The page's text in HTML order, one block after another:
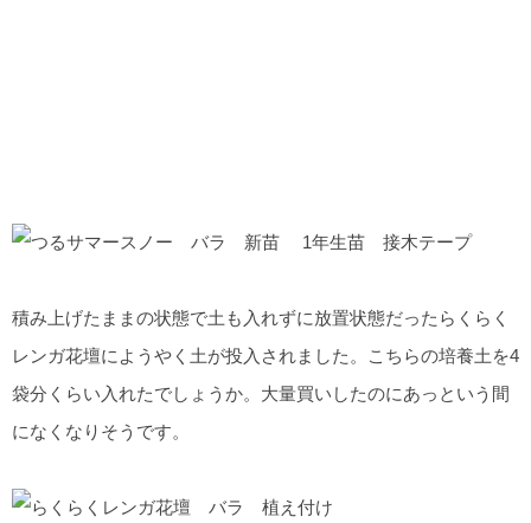
積み上げたままの状態で土も入れずに放置状態だったらくらく
レンガ花壇にようやく土が投入されました。こちらの培養土を4
袋分くらい入れたでしょうか。大量買いしたのにあっという間
になくなりそうです。